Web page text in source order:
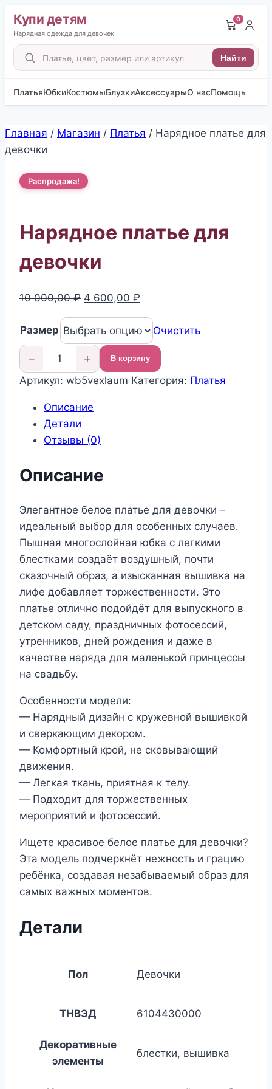
Купи детям
Нарядная одежда для девочек
Поиск
товаров
Найти
0
ПлатьяЮбкиКостюмыБлузкиАксессуарыО насПомощь
Перейти
к
Главная / Магазин / Платья / Нарядное платье для
девочки
Распродажа!
Нарядное платье для
девочки
10 000,00₽ Первоначальная
составляла
10
000,00 ₽.
4 600,00 ₽
4
600,00 ₽.
Размер Очистить
Количество
товара
платье
девочки
− + В корзину
Артикул: wb5vexlaum Категория: Платья
Описание
Детали
Отзывы (0)
Описание
Элегантное белое платье для девочки –
идеальный выбор для особенных случаев.
Пышная многослойная юбка с легкими
блестками создаёт воздушный, почти
сказочный образ, а изысканная вышивка на
лифе добавляет торжественности. Это
платье отлично подойдёт для выпускного в
детском саду, праздничных фотосессий,
утренников, дней рождения и даже в
качестве наряда для маленькой принцессы
на свадьбу.
Особенности модели:
— Нарядный дизайн с кружевной вышивкой
и сверкающим декором.
— Комфортный крой, не сковывающий
движения.
— Легкая ткань, приятная к телу.
— Подходит для торжественных
мероприятий и фотосессий.
Ищете красивое белое платье для девочки?
Эта модель подчеркнёт нежность и грацию
ребёнка, создавая незабываемый образ для
самых важных моментов.
Детали
Пол Девочки
ТНВЭД 6104430000
Декоративные
элементы
блестки, вышивка